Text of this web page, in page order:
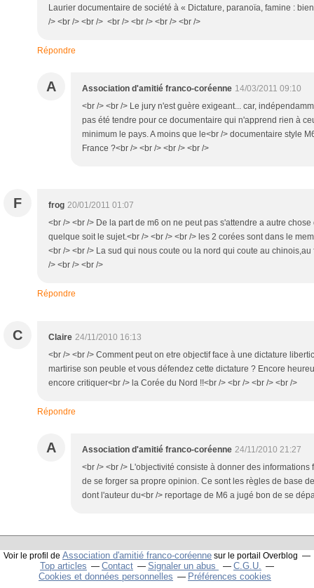
Laurier documentaire de société à « Dictature, paranoïa, famine :
/> <br /> <br /> <br /> <br /> <br /> <br />
Répondre
A Association d'amitié franco-coréenne 14/03/2011 09:10
<br /> <br /> Le jury n'est guère exigeant... car,
pas été tendre pour ce documentaire qui n'apprend rien à
minimum le pays. A moins que le<br /> documentaire style
France ?<br /> <br /> <br /> <br />
F frog 20/01/2011 01:07
<br /> <br /> De la part de m6 on ne peut pas s'attendre a autre
quelque soit le sujet.<br /> <br /> <br /> les 2 corées sont dans le
<br /> <br /> La sud qui nous coute ou la nord qui coute au
/> <br /> <br />
Répondre
C Claire 24/11/2010 16:13
<br /> <br /> Comment peut on etre objectif face à une dictature
martirise son peuble et vous défendez cette dictature ? Encore
encore critiquer<br /> la Corée du Nord !!<br /> <br /> <br /> <br />
Répondre
A Association d'amitié franco-coréenne 24/11/2010 21:27
<br /> <br /> L'objectivité consiste à donner des informations
de se forger sa propre opinion. Ce sont les règles de base
dont l'auteur du<br /> reportage de M6 a jugé bon de se
Voir le profil de Association d'amitié franco-coréenne sur le portail Overblog
Top articles Contact Signaler un abus
C.G.U.
Cookies et données personnelles
Préférences cookies